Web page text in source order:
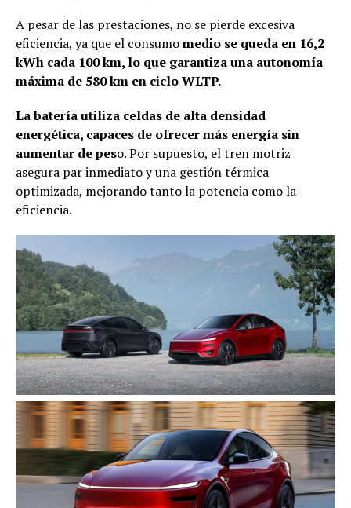
A pesar de las prestaciones, no se pierde excesiva
eficiencia, ya que el consumomedio se queda en 16,2
kWh cada 100 km, lo que garantiza una autonomía
máxima de 580 km en ciclo WLTP.
La batería utiliza celdas de alta densidad
energética, capaces de ofrecer más energía sin
aumentar de peso. Por supuesto, el tren motriz
asegura par inmediato y una gestión térmica
optimizada, mejorando tanto la potencia como la
eficiencia.